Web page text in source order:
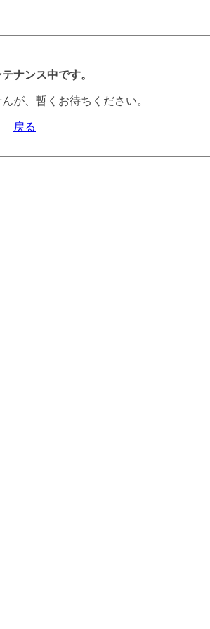
ナンス中です。
が、暫くお待ちください。
戻る